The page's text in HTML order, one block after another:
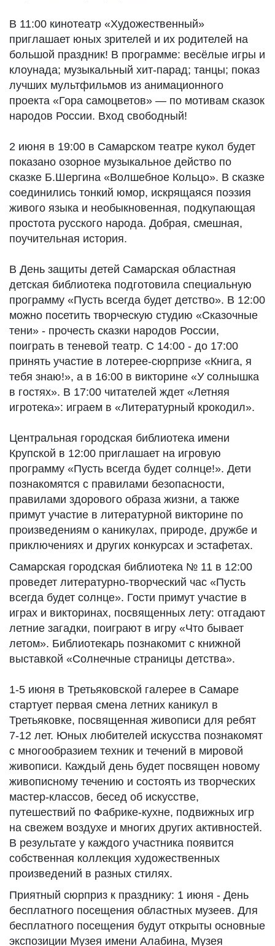
В 11:00 кинотеатр «Художественный»
приглашает юных зрителей и их родителей на
большой праздник! В программе: весёлые игры и
клоунада; музыкальный хит-парад; танцы; показ
лучших мультфильмов из анимационного
проекта «Гора самоцветов» — по мотивам сказок
народов России. Вход свободный!
2 июня в 19:00 в Самарском театре кукол будет
показано озорное музыкальное действо по
сказке Б.Шергина «Волшебное Кольцо». В сказке
соединились тонкий юмор, искрящаяся поэзия
живого языка и необыкновенная, подкупающая
простота русского народа. Добрая, смешная,
поучительная история.
В День защиты детей Самарская областная
детская библиотека подготовила специальную
программу «Пусть всегда будет детство». В 12:00
можно посетить творческую студию «Сказочные
тени» - прочесть сказки народов России,
поиграть в теневой театр. С 14:00 - до 17:00
принять участие в лотерее-сюрпризе «Книга, я
тебя знаю!», а в 16:00 в викторине «У солнышка
в гостях». В 17:00 читателей ждет «Летняя
игротека»: играем в «Литературный крокодил».
Центральная городская библиотека имени
Крупской в 12:00 приглашает на игровую
программу «Пусть всегда будет солнце!». Дети
познакомятся с правилами безопасности,
правилами здорового образа жизни, а также
примут участие в литературной викторине по
произведениям о каникулах, природе, дружбе и
приключениях и других конкурсах и эстафетах.
Самарская городская библиотека № 11 в 12:00
проведет литературно-творческий час «Пусть
всегда будет солнце». Гости примут участие в
играх и викторинах, посвященных лету: отгадают
летние загадки, поиграют в игру «Что бывает
летом». Библиотекарь познакомит с книжной
выставкой «Солнечные страницы детства».
1-5 июня в Третьяковской галерее в Самаре
стартует первая смена летних каникул в
Третьяковке, посвященная живописи для ребят
7-12 лет. Юных любителей искусства познакомят
с многообразием техник и течений в мировой
живописи. Каждый день будет посвящен новому
живописному течению и состоять из творческих
мастер-классов, бесед об искусстве,
путешествий по Фабрике-кухне, подвижных игр
на свежем воздухе и многих других активностей.
В результате у каждого участника появится
собственная коллекция художественных
произведений в разных стилях.
Приятный сюрприз к празднику: 1 июня - День
бесплатного посещения областных музеев. Для
бесплатного посещения будут открыты основные
экспозиции Музея имени Алабина, Музея